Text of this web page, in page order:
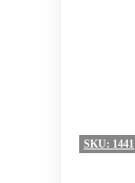
SKU: 1441